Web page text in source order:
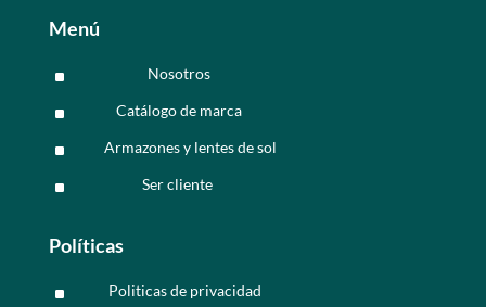
Menú
^ Nosotros
^ Catálogo de marca
^ Armazones y lentes de sol
^ Ser cliente
Políticas
^ Politicas de privacidad